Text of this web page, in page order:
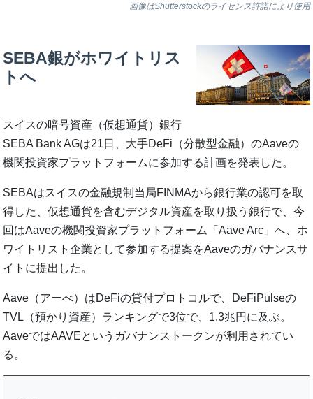
画像はShutterstockのライセンス許諾により使用
SEBA銀がホワイトリス
トへ
スイスの暗号資産（仮想通貨）銀行
SEBA Bank AGは21日、大手DeFi（分散型金融）のAaveの
機関投資家プラットフォームに参加する計画を発表した。
SEBAはスイスの金融規制当局FINMAから銀行業の認可を取
得した、仮想通貨を含むデジタル資産を取り扱う銀行で、今
回はAaveの機関投資家プラットフォーム「Aave Arc」へ、ホ
ワイトリスト企業として参加する提案をAaveのガバナンスサ
イトに提出した。
Aave（アーべ）はDeFiの貸付プロトコルで、DeFiPulseの
TVL（預かり資産）ランキングで3位で、1.3兆円に及ぶ。
AaveではAAVEというガバナンストークンが利用されてい
る。